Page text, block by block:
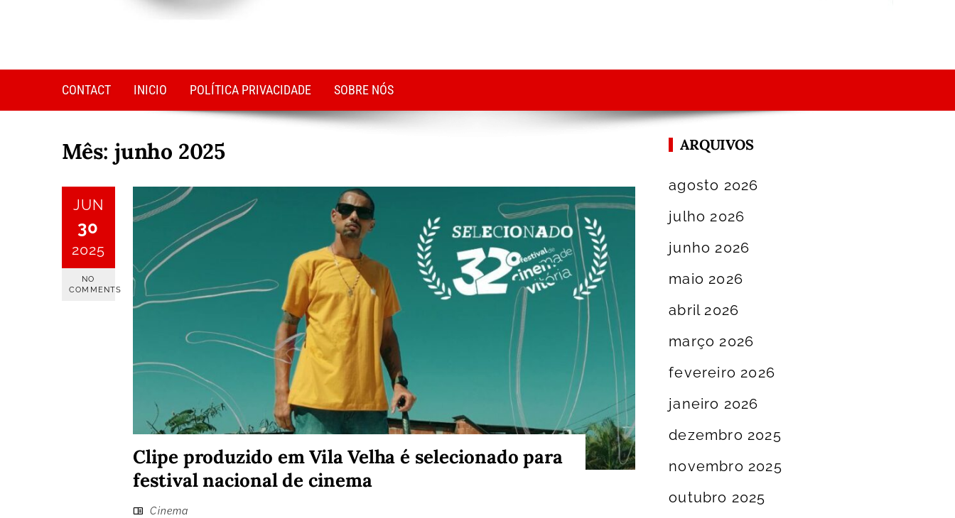
CONTACT INICIO POLÍTICA PRIVACIDADE SOBRE NÓS
Mês: junho 2025
JUN
30
2025
NO
COMMENTS
Clipe produzido em Vila Velha é selecionado para
festival nacional de cinema
Cinema
ARQUIVOS
agosto 2026
julho 2026
junho 2026
maio 2026
abril 2026
março 2026
fevereiro 2026
janeiro 2026
dezembro 2025
novembro 2025
outubro 2025